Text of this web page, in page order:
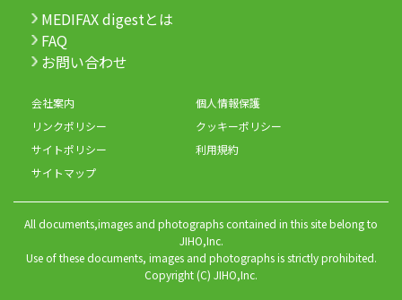
MEDIFAX digestとは
FAQ
お問い合わせ
会社案内
個人情報保護
リンクポリシー
クッキーポリシー
サイトポリシー
利用規約
サイトマップ
All documents,images and photographs contained in this site belong to
JIHO,Inc.
Use of these documents, images and photographs is strictly prohibited.
Copyright (C) JIHO,Inc.